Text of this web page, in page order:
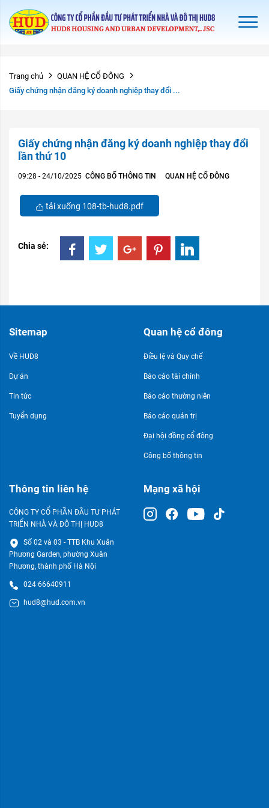
Trang chủ
QUAN HỆ CỔ ĐÔNG
Giấy chứng nhận đăng ký doanh nghiệp thay đổi ...
Giấy chứng nhận đăng ký doanh nghiệp thay đổi
lần thứ 10
09:28 - 24/10/2025 CÔNG BỐ THÔNG TIN QUAN HỆ CỔ ĐÔNG
tải xuống 108-tb-hud8.pdf
Chia sẻ:
Sitemap
Về HUD8
Dự án
Tin tức
Tuyển dụng
Quan hệ cổ đông
Điều lệ và Quy chế
Báo cáo tài chính
Báo cáo thường niên
Báo cáo quản trị
Đại hội đồng cổ đông
Công bố thông tin
Thông tin liên hệ
CÔNG TY CỔ PHẦN ĐẦU TƯ PHÁT
TRIỂN NHÀ VÀ ĐÔ THỊ HUD8
Số 02 và 03 - TTB Khu Xuân
Phương Garden, phường Xuân
Phương, thành phố Hà Nội
024 66640911
hud8@hud.com.vn
Mạng xã hội